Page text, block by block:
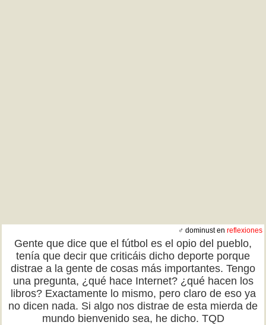
♂ dominust en reflexiones
Gente que dice que el fútbol es el opio del pueblo,
tenía que decir que criticáis dicho deporte porque
distrae a la gente de cosas más importantes. Tengo
una pregunta, ¿qué hace Internet? ¿qué hacen los
libros? Exactamente lo mismo, pero claro de eso ya
no dicen nada. Si algo nos distrae de esta mierda de
mundo bienvenido sea, he dicho. TQD